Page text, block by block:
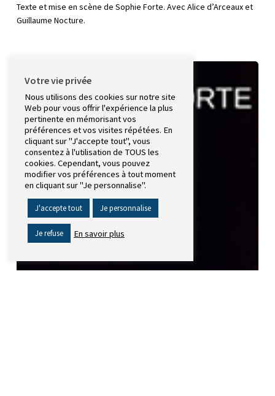
Texte et mise en scène de Sophie Forte. Avec Alice d’Arceaux et
Guillaume Nocture.
minutes
de
temps
additionnel
Votre vie privée
Nous utilisons des cookies sur notre site
Web pour vous offrir l'expérience la plus
pertinente en mémorisant vos
préférences et vos visites répétées. En
cliquant sur "J'accepte tout", vous
consentez à l'utilisation de TOUS les
cookies. Cependant, vous pouvez
modifier vos préférences à tout moment
en cliquant sur "Je personnalise".
J'accepte tout Je personnalise
Je refuse En savoir plus